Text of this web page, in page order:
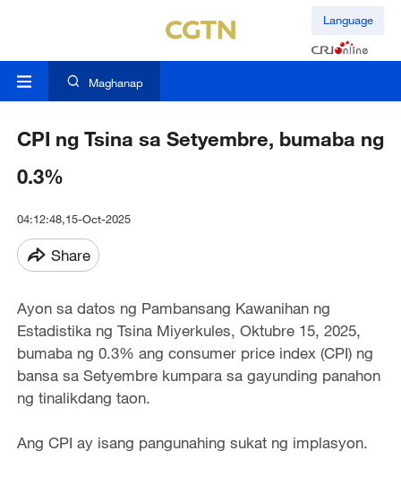
Language
Maghanap
CPI ng Tsina sa Setyembre, bumaba ng
0.3%
04:12:48,15-Oct-2025
Share
Ayon sa datos ng Pambansang Kawanihan ng
Estadistika ng Tsina Miyerkules, Oktubre 15, 2025,
bumaba ng 0.3% ang consumer price index (CPI) ng
bansa sa Setyembre kumpara sa gayunding panahon
ng tinalikdang taon.
Ang CPI ay isang pangunahing sukat ng implasyon.